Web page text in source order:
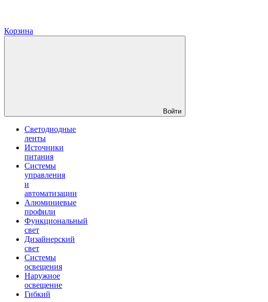
Корзина
Войти
Светодиодные
ленты
Источники
питания
Системы
управления
и
автоматизации
Алюминиевые
профили
Функциональный
свет
Дизайнерский
свет
Системы
освещения
Наружное
освещение
Гибкий